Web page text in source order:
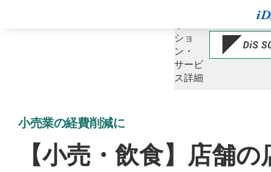
ショ
ン・
サービ
ス詳細
小売業の経費削減に
【小売・飲食】店舗